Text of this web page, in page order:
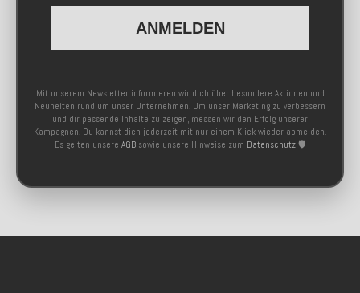
ANMELDEN
Mit unserem Newsletter informieren wir dich über besondere Aktionen und
Neuheiten rund um unser Unternehmen. Um unser Marketing zu verbessern
und dir passende Inhalte zu zeigen, messen wir den Erfolg unserer
Kampagnen. Du kannst dich jederzeit mit nur einem Klick wieder abmelden.
Es gelten unsere AGB sowie unsere Hinweise zum Datenschutz 🛡️